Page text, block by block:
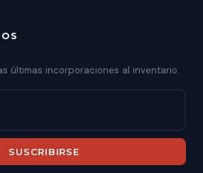
últimas incorporaciones al inventario.
SUSCRIBIRSE